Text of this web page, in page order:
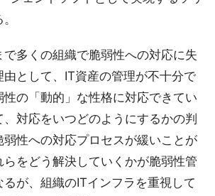
多くの組織で脆弱性への対応に失
由として、IT資産の管理が不十分で
の「動的」な性格に対応できてい
対応をいつどのようにするかの判
弱性への対応プロセスが緩いことが
をどう解決していくかが脆弱性管
が、組織のITインフラを重視して